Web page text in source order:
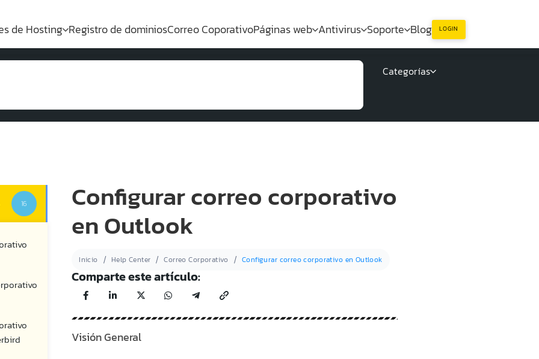
de Hosting Registro de dominiosCorreo CoporativoPáginas web Antivirus Soporte Blog LOGIN
Categorías
16
Configurar correo corporativo
en Outlook
Inicio Help Center Correo Corporativo Configurar correo corporativo en Outlook
Comparte este artículo:
Visión General